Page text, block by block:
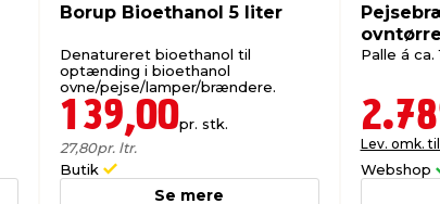
Borup Bioethanol 5 liter
Denatureret bioethanol til
optænding i bioethanol
ovne/pejse/lamper/brændere.
139,00pr. stk.
27,80pr. ltr.
Butik
Se mere
Palle á ca.
Lev. omk.
Webshop